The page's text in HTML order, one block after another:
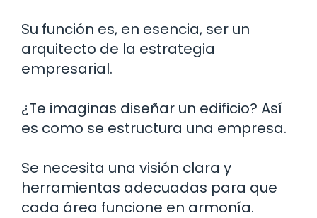
Su función es, en esencia, ser un
arquitecto de la estrategia
empresarial.
¿Te imaginas diseñar un edificio? Así
es como se estructura una empresa.
Se necesita una visión clara y
herramientas adecuadas para que
cada área funcione en armonía.